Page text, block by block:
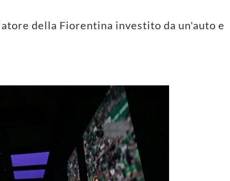
della Fiorentina investito da un'auto e